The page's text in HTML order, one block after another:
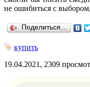
не ошибиться с
Поделиться…
купить
19.04.2021, 2309